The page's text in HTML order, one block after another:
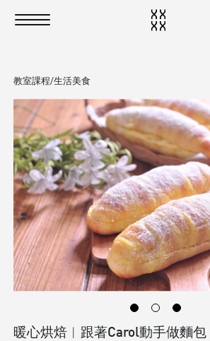
教室課程/生活美食
暖心烘焙︱跟著Carol動手做麵